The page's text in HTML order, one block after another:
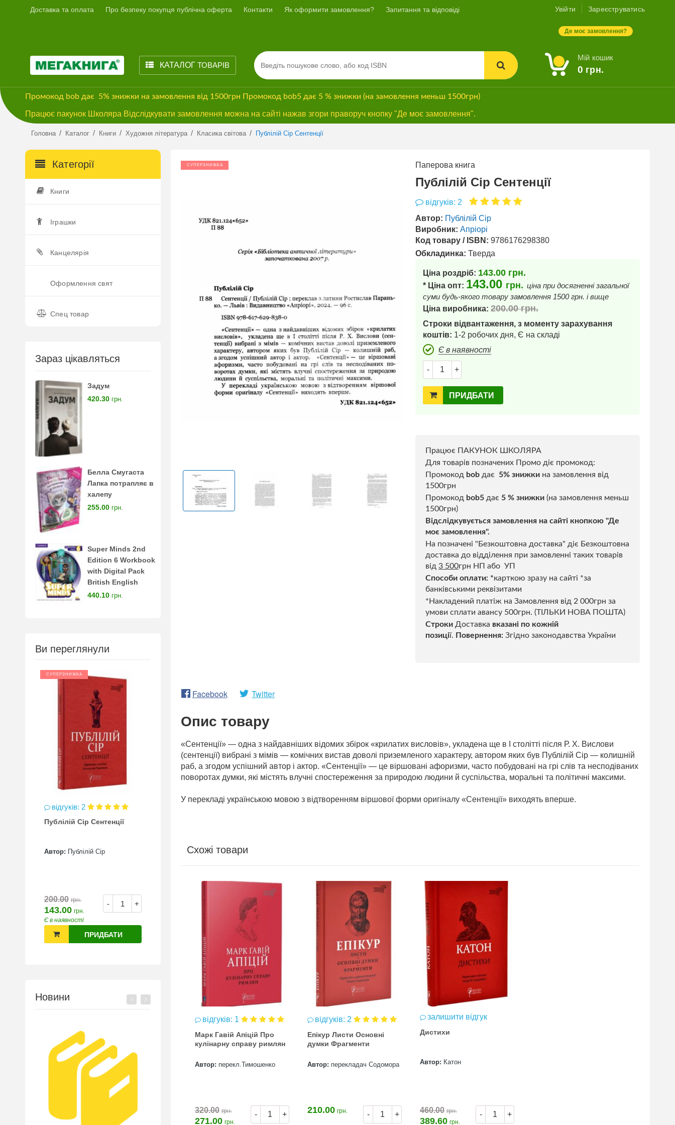
Доставка та оплата Про безпеку покупця публічна оферта Контакти Як оформити замовлення? Запитання та відповіді Увійти Зареєструватись
Де моє замовлення?
КАТАЛОГТОВАРІВ
Мій кошик
0 грн.
Промокод bob дає 5% знижки на замовлення від 1500грн Промокод bob5 дає 5 % знижки (на замовлення меньш 1500грн)
Працює пакунок Школяра Відслідкувати замовлення можна на сайті нажав згори праворуч кнопку "Де моє замовлення".
Головна / Каталог / Книги / Художня література / Класика світова / Публілій Сір Сентенції
Категорії
Книги
Іграшки
Канцелярія
Оформлення свят
Спец товар
Зараз цікавляться
Задум
420.30 грн.
Белла Смугаста
Лапка потрапляє в
халепу
255.00 грн.
Super Minds 2nd
Edition 6 Workbook
with Digital Pack
British English
440.10 грн.
Ви переглянули
СУПЕРЗНИЖКА
відгуків: 2
Публілій Сір Сентенції
Автор: Публілій Сір
- +
200.00 грн.
143.00 грн.
Є в наявності
ПРИДБАТИ
Новини
СУПЕРЗНИЖКА СУПЕРЗНИЖКА
Паперова книга
Публілій Сір Сентенції
відгуків: 2
Автор: Публілій Сір
Виробник: Апріорі
Код товару / ISBN: 9786176298380
Обкладинка: Тверда
Ціна роздріб: 143.00 грн.
* Ціна опт: 143.00 грн. ціна при досягненні загальної
суми будь-якого товару замовлення 1500 грн. і вище
Ціна виробника: 200.00грн.
Строки відвантаження, з моменту зарахування
коштів: 1-2 робочих дня, Є на складі
Є в наявності
- +
ПРИДБАТИ
Працює ПАКУНОК ШКОЛЯРА
Для товарів позначених Промо діє промокод:
Промокод bob дає 5% знижки на замовлення від
1500грн
Промокод bob5 дає 5 % знижки (на замовлення меньш
1500грн)
Відслідкувується замовлення на сайті кнопкою "Де
моє замовлення".
На позначені "Безкоштовна доставка" діє Безкоштовна
доставка до відділення при замовленні таких товарів
від 3 500грн НП або УП
Способи оплати: *карткою зразу на сайті *за
банківськими реквізитами
*Накладений платіж на Замовлення від 2 000грн за
умови сплати авансу 500грн. (ТІЛЬКИ НОВА ПОШТА)
Строки Доставка вказані по кожній
позиції. Повернення: Згідно законодавства України
Facebook Twitter
Опис товару
«Сентенції» — одна з найдавніших відомих збірок «крилатих висловів», укладена ще в I столітті після Р. Х. Вислови
(сентенції) вибрані з мімів — комічних вистав доволі приземленого характеру, автором яких був Публілій Сір — колишній
раб, а згодом успішний автор і актор. «Сентенції» — це віршовані афоризми, часто побудовані на грі слів та несподіваних
поворотах думки, які містять влучні спостереження за природою людини й суспільства, моральні та політичні максими.
У перекладі українською мовою з відтворенням віршової форми оригіналу «Сентенції» виходять вперше.
Схожі товари
відгуків: 1
Марк Гавій Апіцій Про
кулінарну справу римлян
Автор: перекл.Тимошенко
- +
320.00 грн.
271.00 грн.
відгуків: 2
Епікур Листи Основні
думки Фрагменти
Автор: перекладач Содомора
- +
210.00 грн.
залишити відгук
Дистихи
Автор: Катон
- +
460.00 грн.
389.60 грн.